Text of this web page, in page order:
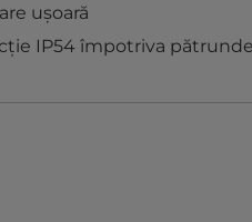
uşoară
IP54 împotriva